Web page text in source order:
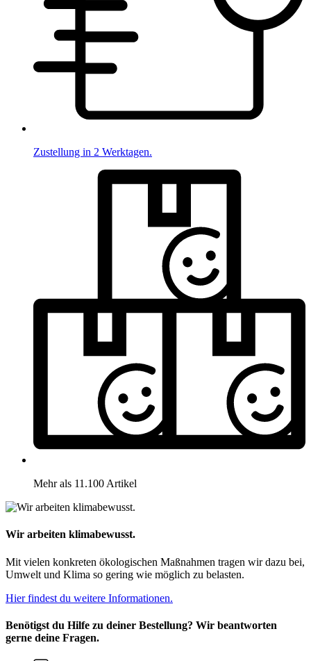
Zustellung in 2 Werktagen.
Mehr als 11.100 Artikel
Wir arbeiten klimabewusst.
Mit vielen konkreten ökologischen Maßnahmen tragen wir dazu bei,
Umwelt und Klima so gering wie möglich zu belasten.
Hier findest du weitere Informationen.
Benötigst du Hilfe zu deiner Bestellung? Wir beantworten
gerne deine Fragen.